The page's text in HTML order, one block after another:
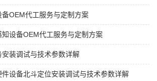
OEM代工服务与定制方案
设备OEM代工服务与定制方案
装调试与技术参数详解
设备北斗定位安装调试与技术参数详解